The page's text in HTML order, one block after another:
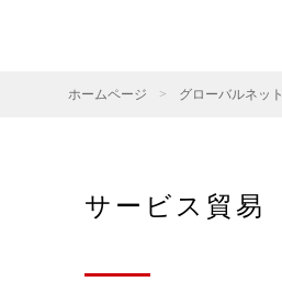
ホームページ > グローバルネッ
サービス貿易